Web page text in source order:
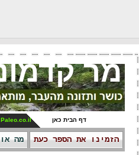
מר
דף הבית כאן Paleo.co.il
הזמינו את הספר כעת מה